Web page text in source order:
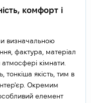
комфорт і
визначальною
фактура, матеріал
кімнати.
тонкіша якість, тим в
Окремим
елемент